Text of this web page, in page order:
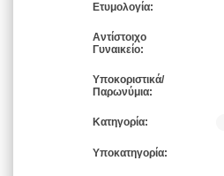
Ετυμολογία:
Αντίστοιχο
Γυναικείο:
Υποκοριστικά/
Παρωνύμια:
Κατηγορία:
Υποκατηγορία: